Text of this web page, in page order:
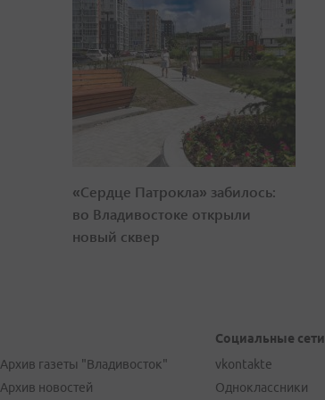
«Сердце Патрокла» забилось:
во Владивостоке открыли
новый сквер
Архив газеты "Владивосток"
Архив новостей
Социальные сети
vkontakte
Одноклассники